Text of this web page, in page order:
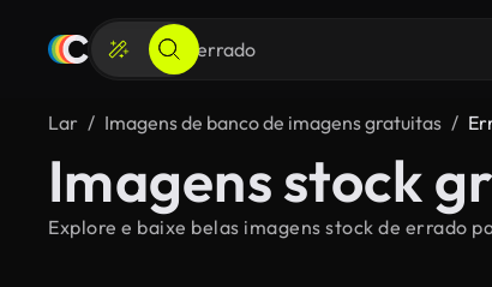
Lar Imagens de banco de imagens gratuitas
Imagens stock
Explore e baixe belas imagens stock de errado